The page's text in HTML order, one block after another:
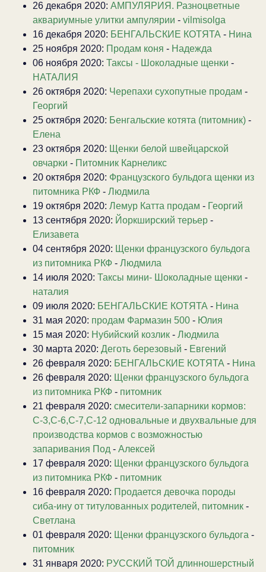
26 декабря 2020: АМПУЛЯРИЯ. Разноцветные
аквариумные улитки ампулярии - vilmisolga
16 декабря 2020: БЕНГАЛЬСКИЕ КОТЯТА - Нина
25 ноября 2020: Продам коня - Надежда
06 ноября 2020: Таксы - Шоколадные щенки -
НАТАЛИЯ
26 октября 2020: Черепахи сухопутные продам -
Георгий
25 октября 2020: Бенгальские котята (питомник) -
Елена
23 октября 2020: Щенки белой швейцарской
овчарки - Питомник Карнеликс
20 октября 2020: Французского бульдога щенки из
питомника РКФ - Людмила
19 октября 2020: Лемур Катта продам - Георгий
13 сентября 2020: Йоркширский терьер -
Елизавета
04 сентября 2020: Щенки французского бульдога
из питомника РКФ - Людмила
14 июля 2020: Таксы мини- Шоколадные щенки -
наталия
09 июля 2020: БЕНГАЛЬСКИЕ КОТЯТА - Нина
31 мая 2020: продам Фармазин 500 - Юлия
15 мая 2020: Нубийский козлик - Людмила
30 марта 2020: Деготь березовый - Евгений
26 февраля 2020: БЕНГАЛЬСКИЕ КОТЯТА - Нина
26 февраля 2020: Щенки французского бульдога
из питомника РКФ - питомник
21 февраля 2020: смесители-запарники кормов:
С-3,С-6,С-7,С-12 одновальные и двухвальные для
производства кормов с возможностью
запаривания Под - Алексей
17 февраля 2020: Щенки французского бульдога
из питомника РКФ - питомник
16 февраля 2020: Продается девочка породы
сиба-ину от титулованных родителей, питомник -
Светлана
01 февраля 2020: Щенки французского бульдога -
питомник
31 января 2020: РУССКИЙ ТОЙ длинношерстный